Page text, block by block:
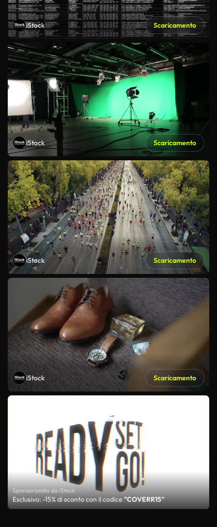
iStock Scaricamento
iStock Scaricamento
iStock Scaricamento
iStock Scaricamento
Sponsorizzato da iStock
Esclusivo: -15% di sconto con il codice"COVERR15"